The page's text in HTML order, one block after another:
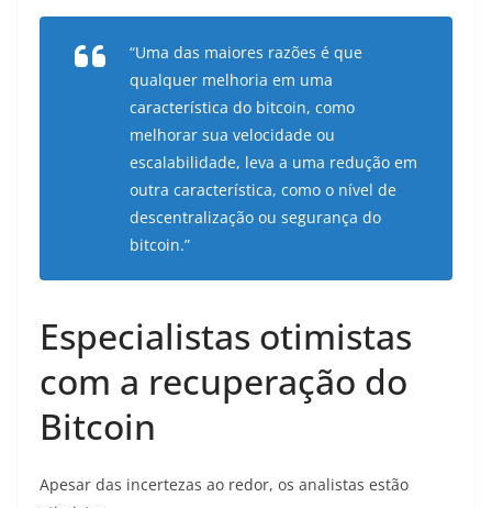
“Uma das maiores razões é que
qualquer melhoria em uma
característica do bitcoin, como
melhorar sua velocidade ou
escalabilidade, leva a uma redução em
outra característica, como o nível de
descentralização ou segurança do
bitcoin.”
Especialistas otimistas
com a recuperação do
Bitcoin
Apesar das incertezas ao redor, os analistas estão